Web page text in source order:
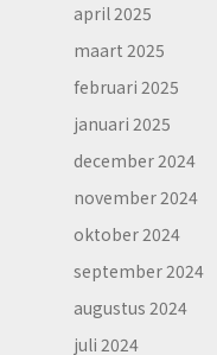
april 2025
maart 2025
februari 2025
januari 2025
december 2024
november 2024
oktober 2024
september 2024
augustus 2024
juli 2024